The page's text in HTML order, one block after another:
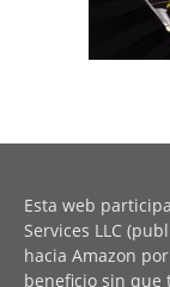
Esta web
Services LLC
hacia Amazon
beneficio sin que